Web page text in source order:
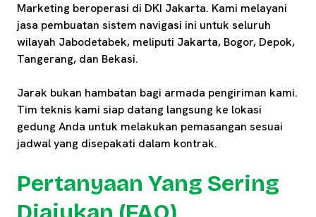
Marketing beroperasi di DKI Jakarta. Kami melayani
jasa pembuatan sistem navigasi ini untuk seluruh
wilayah Jabodetabek, meliputi Jakarta, Bogor, Depok,
Tangerang, dan Bekasi.
Jarak bukan hambatan bagi armada pengiriman kami.
Tim teknis kami siap datang langsung ke lokasi
gedung Anda untuk melakukan pemasangan sesuai
jadwal yang disepakati dalam kontrak.
Pertanyaan Yang Sering